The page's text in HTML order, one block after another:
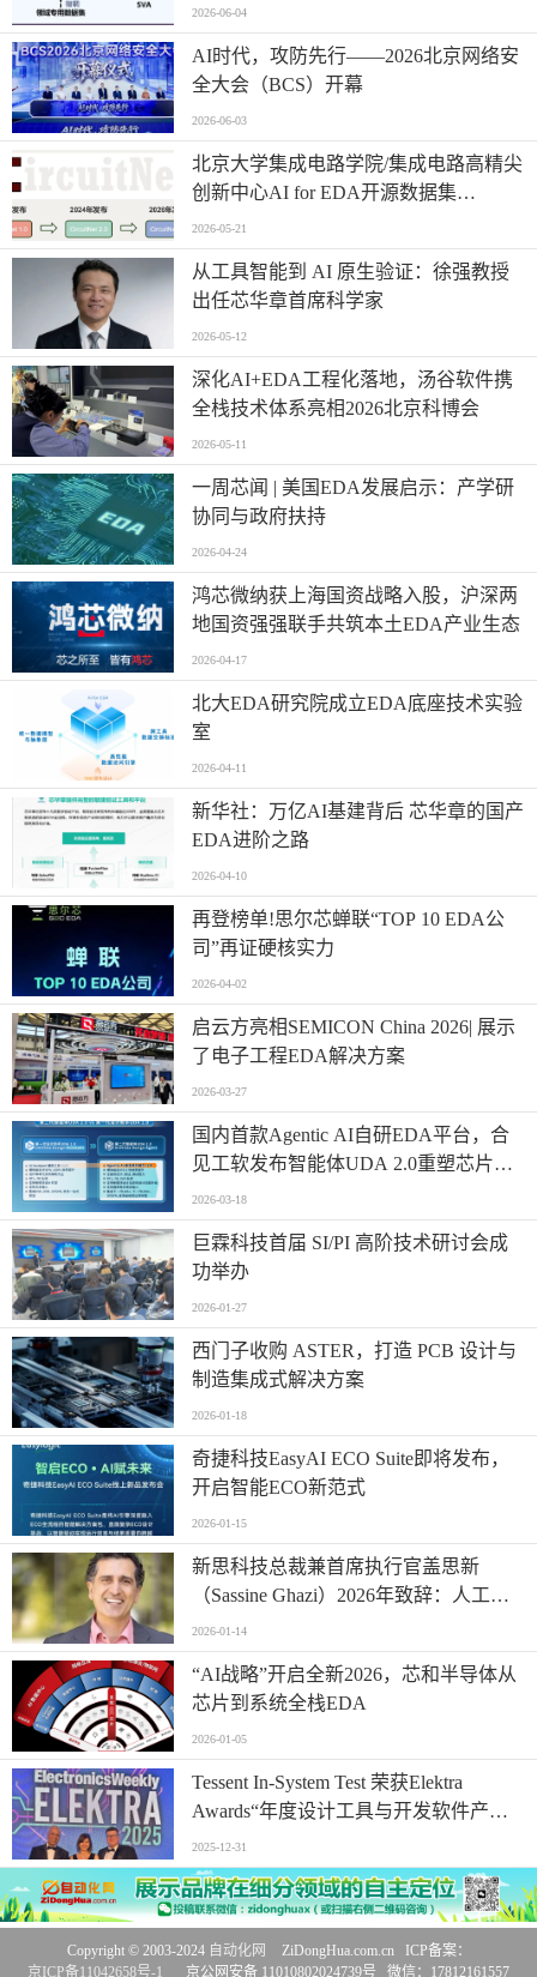
2026-06-04
AI时代，攻防先行——2026北京网络安
全大会（BCS）开幕
2026-06-03
北京大学集成电路学院/集成电路高精尖
创新中心AI for EDA开源数据集
CircuitNet升级3.0版本
2026-05-21
从工具智能到 AI 原生验证：徐强教授
出任芯华章首席科学家
2026-05-12
深化AI+EDA工程化落地，汤谷软件携
全栈技术体系亮相2026北京科博会
2026-05-11
一周芯闻 | 美国EDA发展启示：产学研
协同与政府扶持
2026-04-24
鸿芯微纳获上海国资战略入股，沪深两
地国资强强联手共筑本土EDA产业生态
2026-04-17
北大EDA研究院成立EDA底座技术实验
室
2026-04-11
新华社：万亿AI基建背后 芯华章的国产
EDA进阶之路
2026-04-10
再登榜单!思尔芯蝉联“TOP 10 EDA公
司”再证硬核实力
2026-04-02
启云方亮相SEMICON China 2026| 展示
了电子工程EDA解决方案
2026-03-27
国内首款Agentic AI自研EDA平台，合
见工软发布智能体UDA 2.0重塑芯片设
计范式
2026-03-18
巨霖科技首届 SI/PI 高阶技术研讨会成
功举办
2026-01-27
西门子收购 ASTER，打造 PCB 设计与
制造集成式解决方案
2026-01-18
奇捷科技EasyAI ECO Suite即将发布，
开启智能ECO新范式
2026-01-15
新思科技总裁兼首席执行官盖思新
（Sassine Ghazi）2026年致辞：人工智
能时代重塑工程创新
2026-01-14
“AI战略”开启全新2026，芯和半导体从
芯片到系统全栈EDA
2026-01-05
Tessent In-System Test 荣获Elektra
Awards“年度设计工具与开发软件产品”
大奖
2025-12-31
Copyright © 2003-2024 自动化网
ZiDongHua.com.cn ICP备案：
京ICP备11042658号-1
京公网安备 11010802024739号 微信：17812161557